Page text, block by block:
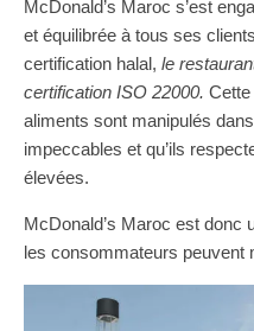
McDonald’s Maroc s’est
et équilibrée à tous ses
certification halal, le
certification ISO 22000. Cette
aliments sont manipulés
impeccables et qu’ils
élevées.
McDonald’s Maroc est donc
les consommateurs peuvent